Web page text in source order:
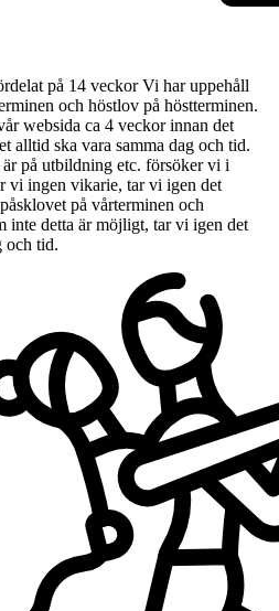
på 14 veckor Vi har uppehåll
och höstlov på höstterminen.
websida ca 4 veckor innan det
alltid ska vara samma dag och tid.
på utbildning etc. försöker vi i
vi ingen vikarie, tar vi igen det
på vårterminen och
inte detta är möjligt, tar vi igen det
och tid.